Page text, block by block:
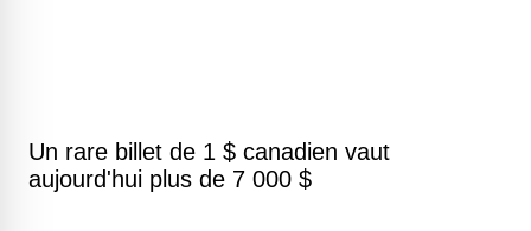
Un rare billet de 1 $ canadien vaut
aujourd'hui plus de 7 000 $